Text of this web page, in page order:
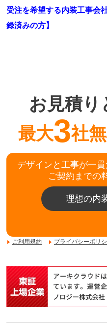
受注を希望する内装工事会
録済みの方】
お見積り
最大3社
デザインと工事が一
ご契約までの
理想の内
ご利用規約 プライバシーポリ